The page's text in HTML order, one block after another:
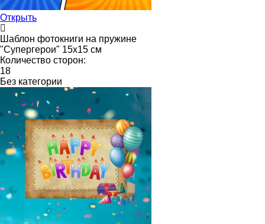
Открыть
Шаблон фотокниги на пружине
"Супергерои" 15х15 см
Количество сторон:
18
Без категории